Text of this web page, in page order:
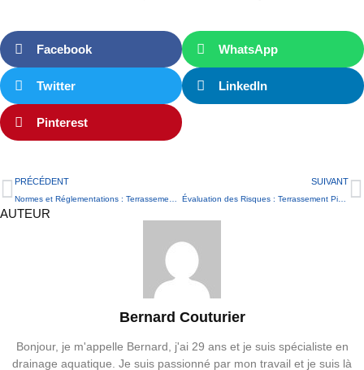
Facebook WhatsApp
Twitter LinkedIn
Pinterest
PRÉCÉDENT SUIVANT
Évaluation des Risques : Terrassement Piscine
AUTEUR
Bernard Couturier
Bonjour, je m'appelle Bernard, j'ai 29 ans et je suis spécialiste en
drainage aquatique. Je suis passionné par mon travail et je suis là